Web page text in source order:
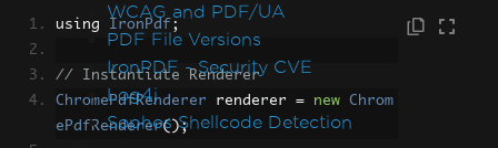
WCAG and PDF/UA
PDF File Versions
IronPDF - Security CVE
Log4j
Sophos Shellcode Detection
using IronPdf ;
// Instantiate Renderer
ChromePdfRenderer renderer = new
Chrom
ePdfRenderer();